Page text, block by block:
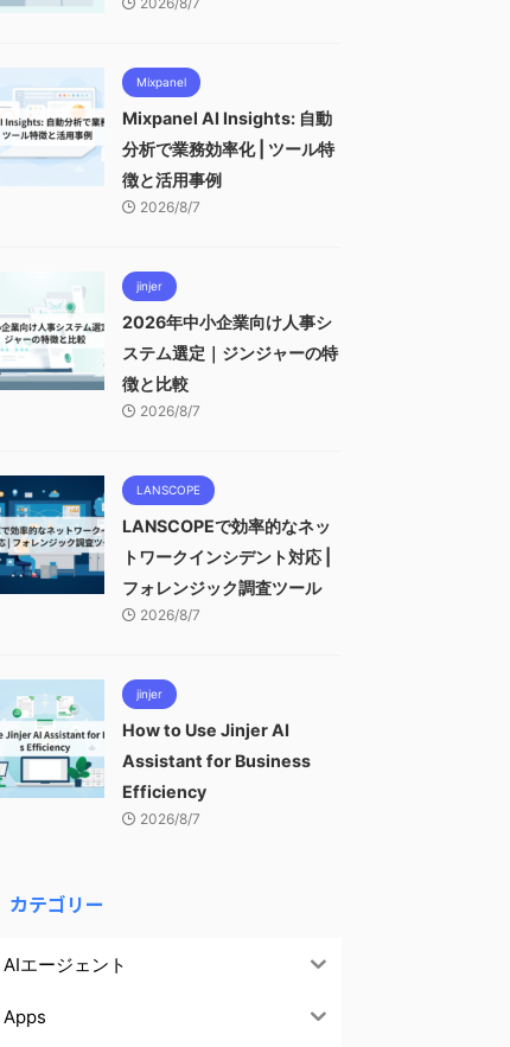
Mixpanel
Mixpanel AI Insights: 自動
分析で業務効率化 | ツール特
徴と活用事例
2026/8/7
jinjer
2026年中小企業向け人事シ
ステム選定｜ジンジャーの特
徴と比較
2026/8/7
LANSCOPE
LANSCOPEで効率的なネッ
トワークインシデント対応 |
フォレンジック調査ツール
2026/8/7
jinjer
How to Use Jinjer AI
Assistant for Business
Efficiency
2026/8/7
カテゴリー
AIエージェント
Apps